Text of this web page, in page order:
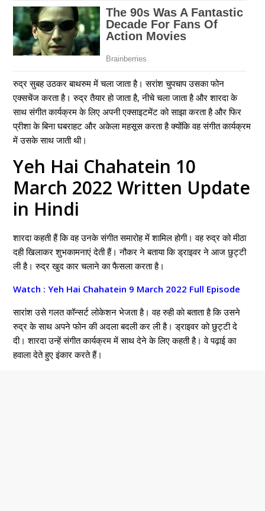
रुद्र सुबह उठकर बाथरुम में चला जाता है। सरांश चुपचाप उसका फोन
एक्सचेंज करता है। रुद्र तैयार हो जाता है, नीचे चला जाता है और शारदा के
साथ संगीत कार्यक्रम के लिए अपनी एक्साइटमेंट को साझा करता है और फिर
प्रीशा के बिना घबराहट और अकेला महसूस करता है क्योंकि वह संगीत कार्यक्रम
में उसके साथ जाती थी।
Yeh Hai Chahatein 10
March 2022 Written Update
in Hindi
शारदा कहती हैं कि वह उनके संगीत समारोह में शामिल होगी। वह रुद्र को मीठा
दही खिलाकर शुभकामनाएं देती हैं। नौकर ने बताया कि ड्राइवर ने आज छुट्टी
ली है। रुद्र खुद कार चलाने का फैसला करता है।
Watch : Yeh Hai Chahatein 9 March 2022 Full Episode
सारांश उसे गलत कॉन्सर्ट लोकेशन भेजता है। वह रुही काे बताता है कि उसने
रुद्र के साथ अपने फोन की अदला बदली कर ली है। ड्राइवर को छुट्टी दे
दी। शारदा उन्हें संगीत कार्यक्रम में साथ देने के लिए कहती है। वे पढ़ाई का
हवाला देते हुए इंकार करते हैं।